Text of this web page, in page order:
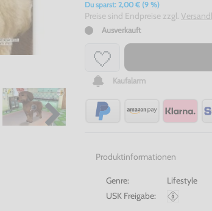
Du sparst: 2,00 € (9 %)
Preise sind Endpreise zzgl.
Ausverkauft
Kaufalarm
Produktinformationen
Genre: Lifestyle
USK Freigabe: